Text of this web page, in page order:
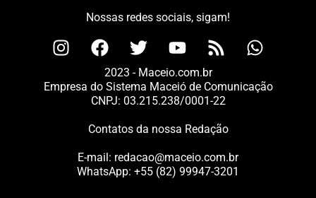
Nossas redes sociais, sigam!
2023 - Maceio.com.br
Empresa do Sistema Maceió de Comunicação
CNPJ: 03.215.238/0001-22
Contatos da nossa Redação
E-mail: redacao@maceio.com.br
WhatsApp: +55 (82) 99947-3201